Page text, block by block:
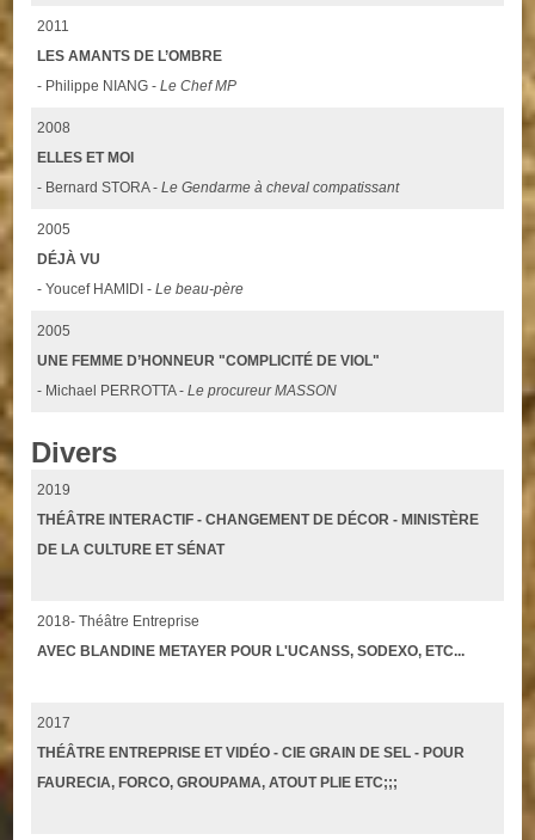
2011
LES AMANTS DE L’OMBRE
- Philippe NIANG -Le Chef MP
2008
ELLES ET MOI
- Bernard STORA -Le Gendarme à cheval compatissant
2005
DÉJÀ VU
- Youcef HAMIDI -Le beau-père
2005
UNE FEMME D’HONNEUR "COMPLICITÉ DE VIOL"
- Michael PERROTTA -Le procureur MASSON
Divers
2019
THÉÂTRE INTERACTIF - CHANGEMENT DE DÉCOR - MINISTÈRE
DE LA CULTURE ET SÉNAT
2018- Théâtre Entreprise
AVEC BLANDINE METAYER POUR L'UCANSS, SODEXO, ETC...
2017
THÉÂTRE ENTREPRISE ET VIDÉO - CIE GRAIN DE SEL - POUR
FAURECIA, FORCO, GROUPAMA, ATOUT PLIE ETC;;;